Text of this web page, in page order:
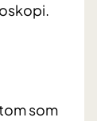
som